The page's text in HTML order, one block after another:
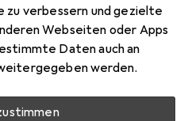
zu verbessern und gezielte
Webseiten oder Apps
Daten auch an
werden.
Mehr von Blakläder